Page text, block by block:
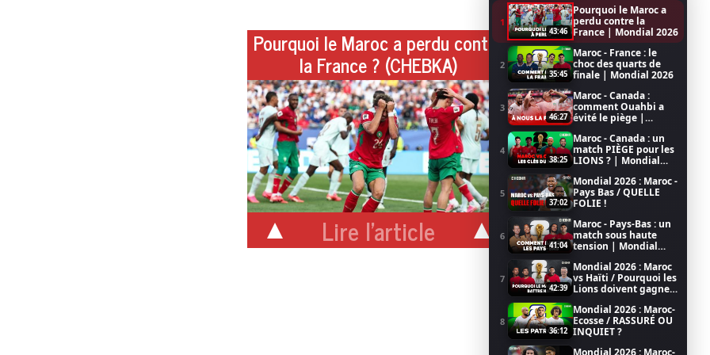
1
43:46
Pourquoi le Maroc a
perdu contre la
France | Mondial 2026
2
35:45
Maroc - France : le
choc des quarts de
finale | Mondial 2026
3
46:27
Maroc - Canada :
comment Ouahbi a
évité le piège |
4
38:25
Maroc - Canada : un
match PIÈGE pour les
LIONS ? | Mondial
5
37:02
Mondial 2026 : Maroc -
Pays Bas / QUELLE
FOLIE !
6
41:04
Maroc - Pays-Bas : un
match sous haute
tension | Mondial
7
42:39
Mondial 2026 : Maroc
vs Haïti / Pourquoi les
Lions doivent gagner
la FIFA 2026
8
36:12
Mondial 2026 : Maroc-
Ecosse / RASSURÉ OU
INQUIET ?
Mondial 2026 : Maroc-
Pourquoi le Maroc a perdu contre
la France ? (CHEBKA)
Lire l'article